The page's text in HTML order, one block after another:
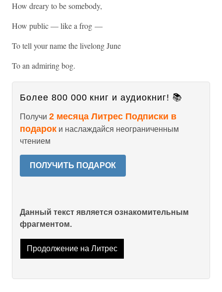
How dreary to be somebody,
How public — like a frog —
To tell your name the livelong June
To an admiring bog.
Более 800 000 книг и аудиокниг! 📚
Получи 2 месяца Литрес Подписки в
подарок и наслаждайся неограниченным
чтением
ПОЛУЧИТЬ ПОДАРОК
Данный текст является ознакомительным
фрагментом.
Продолжение на Литрес